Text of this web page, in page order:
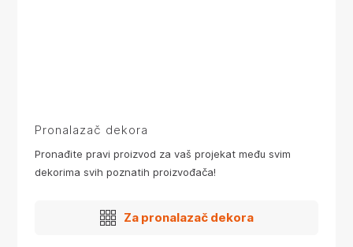
Pronalazač dekora
Pronađite pravi proizvod za vaš projekat među svim
dekorima svih poznatih proizvođača!
Za pronalazač dekora